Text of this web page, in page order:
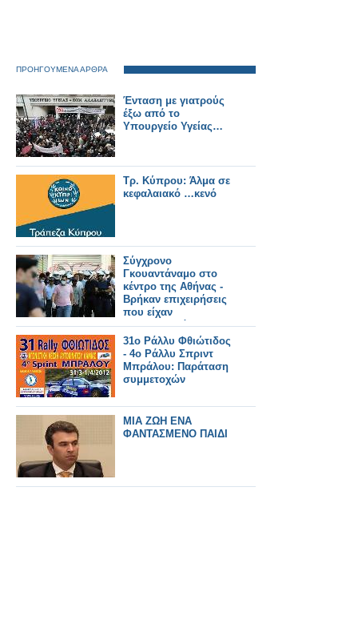
ΠΡΟΗΓΟΥΜΕΝΑ ΑΡΘΡΑ
Ένταση με γιατρούς
έξω από το
Υπουργείο Υγείας…
Τρ. Κύπρου: Άλμα σε
κεφαλαιακό …κενό
Σύγχρονο
Γκουαντάναμο στο
κέντρο της Αθήνας -
Βρήκαν επιχειρήσεις
που είχαν
λαθρομετανάστες
φυλακισμένους,
ανασφάλιστους και με
κάμερες ασφαλείας!
31o Ράλλυ Φθιώτιδος
- 4ο Ράλλυ Σπριντ
Μπράλου: Παράταση
συμμετοχών
MIA ZΩΗ ΕΝΑ
ΦΑΝΤΑΣΜΕΝΟ ΠΑΙΔΙ